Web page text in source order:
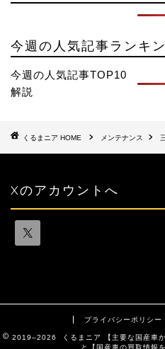
今週の人気記事ランキ
今週の人気記事TOP10
解説
HOME メンテナンス
Xのアカウントへ
プライバシーポリシー
2019–2026 くるまニア 【主要な国産車か
と【国産車の買取情報